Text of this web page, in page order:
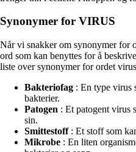
Synonymer for VIRUS
Når vi snakker om synonymer for
ord som kan benyttes for å
liste over synonymer for ordet
Bakteriofag : En type virus
bakterier.
Patogen : Et patogent virus
sin.
Smittestoff: Et stoff som
Mikrobe : En liten